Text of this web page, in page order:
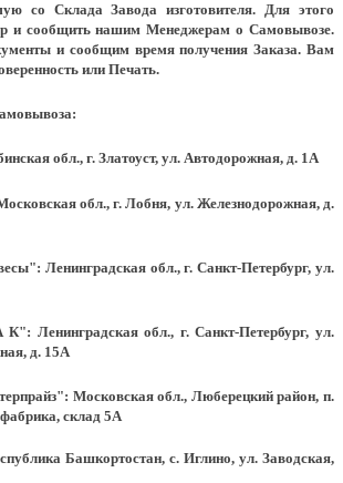
со Склада Завода изготовителя. Для этого
и сообщить нашим Менеджерам о Самовывозе.
и сообщим время получения Заказа. Вам
или Печать.
обл., г. Златоуст, ул. Автодорожная, д. 1А
обл., г. Лобня, ул. Железнодорожная, д.
Ленинградская обл., г. Санкт-Петербург, ул.
обл., г. Санкт-Петербург, ул.
д. 15А
Московская обл., Люберецкий район, п.
склад 5А
Башкортостан, с. Иглино, ул. Заводская,